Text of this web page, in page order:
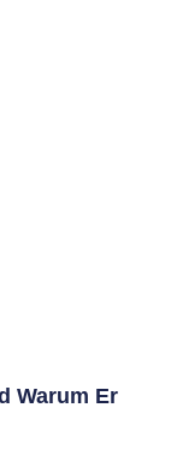
Warum Er